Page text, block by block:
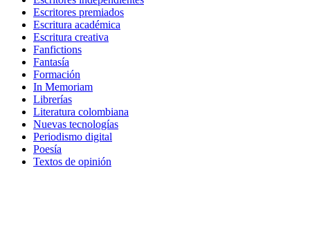
Escritores premiados
Escritura académica
Escritura creativa
Fanfictions
Fantasía
Formación
In Memoriam
Librerías
Literatura colombiana
Nuevas tecnologías
Periodismo digital
Poesía
Textos de opinión